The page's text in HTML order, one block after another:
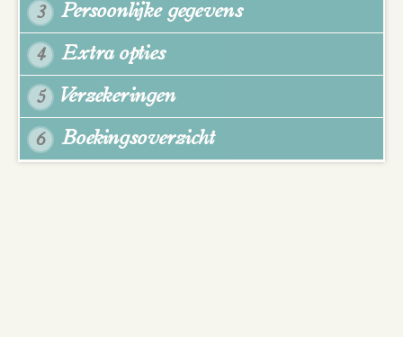
3 Persoonlijke gegevens
4 Extra opties
5 Verzekeringen
6 Boekingsoverzicht